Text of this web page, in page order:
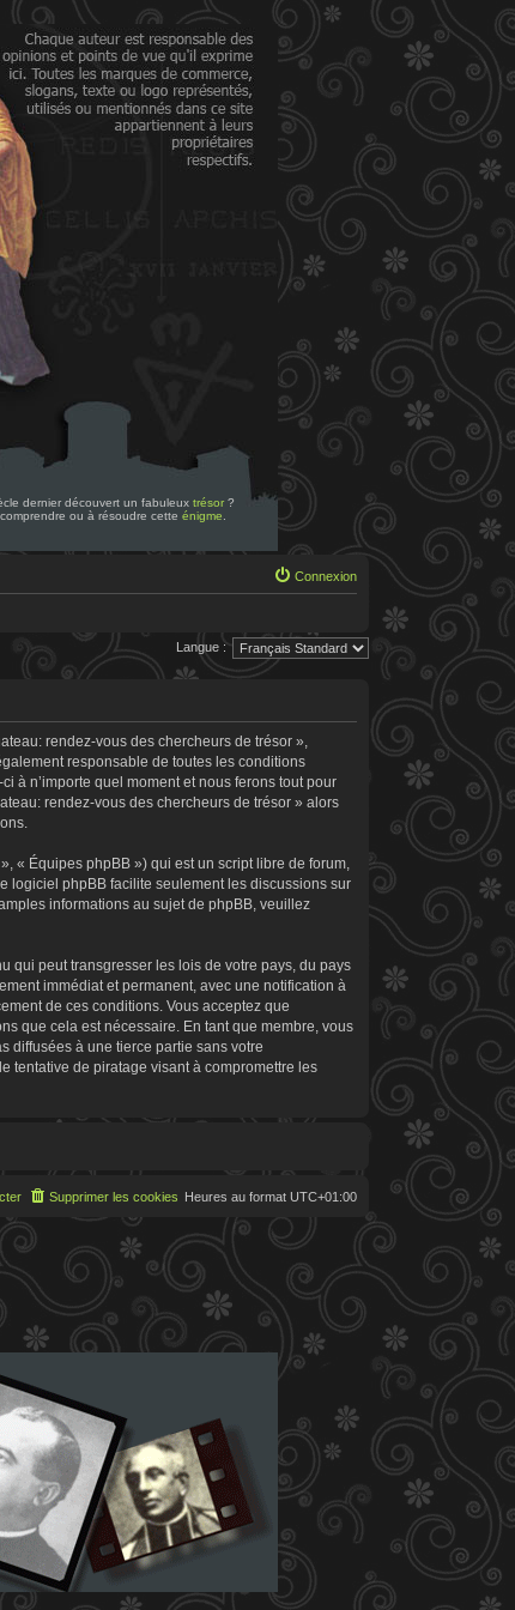
dernier découvert un fabuleux trésor ?
ou à résoudre cette énigme
Connexion
Langue :
rendez-vous des chercheurs de trésor »,
responsable de toutes les conditions
à n’importe quel moment et nous ferons tout pour
rendez-vous des chercheurs de trésor » alors
« Équipes phpBB ») qui est un script libre de forum,
logiciel phpBB facilite seulement les discussions sur
informations au sujet de phpBB, veuillez
qui peut transgresser les lois de votre pays, du pays
immédiat et permanent, avec une notification à
de ces conditions. Vous acceptez que
que cela est nécessaire. En tant que membre, vous
diffusées à une tierce partie sans votre
tentative de piratage visant à compromettre les
Heures au format UTC+01:00
Supprimer les cookies